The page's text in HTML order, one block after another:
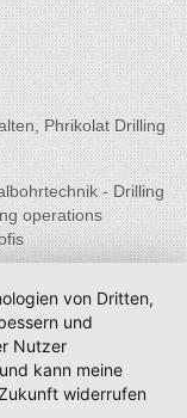
Phrikolat Drilling
- Drilling
operations
von Dritten,
und
Nutzer
kann meine
widerrufen